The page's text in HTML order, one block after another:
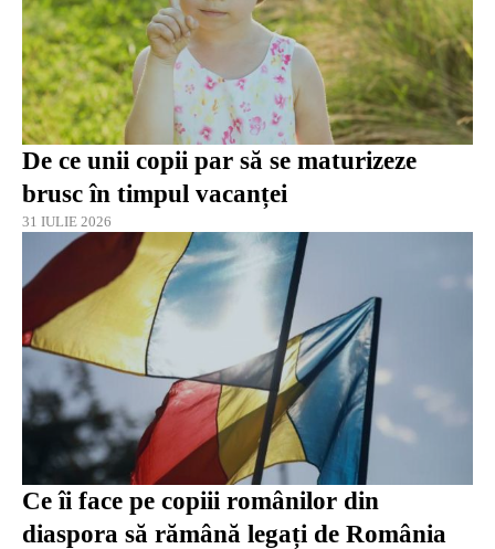
De ce unii copii par să se maturizeze
brusc în timpul vacanței
31 IULIE 2026
Ce îi face pe copiii românilor din
diaspora să rămână legați de România